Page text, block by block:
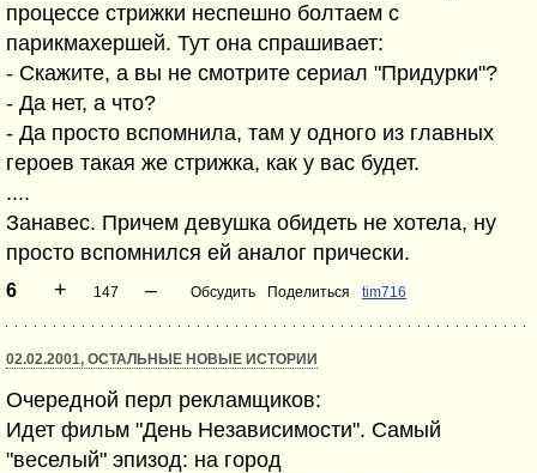
процессе стрижки неспешно болтаем с
парикмахершей. Тут она спрашивает:
- Скажите, а вы не смотрите сериал "Придурки"?
- Да нет, а что?
- Да просто вспомнила, там у одного из главных
героев такая же стрижка, как у вас будет.
....
Занавес. Причем девушка обидеть не хотела, ну
просто вспомнился ей аналог прически.
6 + 147 – Обсудить Поделиться tim716
02.02.2001, ОСТАЛЬНЫЕ НОВЫЕ ИСТОРИИ
Очередной перл рекламщиков:
Идет фильм "День Независимости". Самый
"веселый" эпизод: на город